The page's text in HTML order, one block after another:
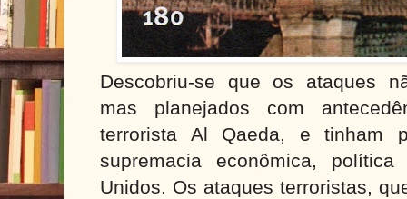
Descobriu-se que os ataques
mas planejados com
terrorista Al Qaeda, e tinham
supremacia econômica,
Unidos. Os ataques terroristas,